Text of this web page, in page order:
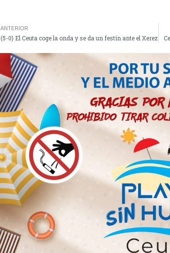
ANTERIOR
(5-0) El Ceuta coge la onda y se da un festín ante el Xerez